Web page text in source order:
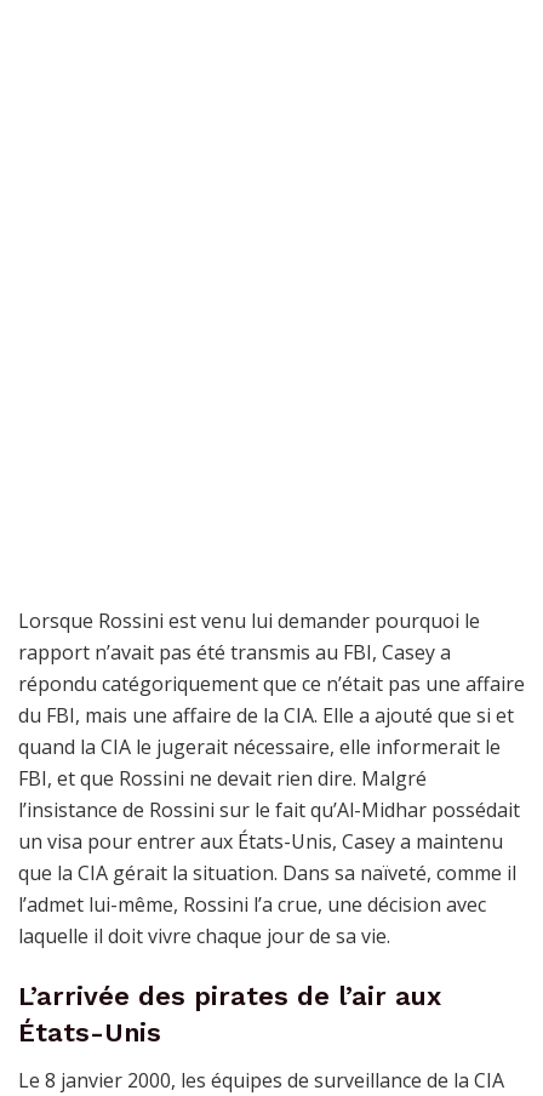
Lorsque Rossini est venu lui demander pourquoi le
rapport n’avait pas été transmis au FBI, Casey a
répondu catégoriquement que ce n’était pas une affaire
du FBI, mais une affaire de la CIA. Elle a ajouté que si et
quand la CIA le jugerait nécessaire, elle informerait le
FBI, et que Rossini ne devait rien dire. Malgré
l’insistance de Rossini sur le fait qu’Al-Midhar possédait
un visa pour entrer aux États-Unis, Casey a maintenu
que la CIA gérait la situation. Dans sa naïveté, comme il
l’admet lui-même, Rossini l’a crue, une décision avec
laquelle il doit vivre chaque jour de sa vie.
L’arrivée des pirates de l’air aux
États-Unis
Le 8 janvier 2000, les équipes de surveillance de la CIA